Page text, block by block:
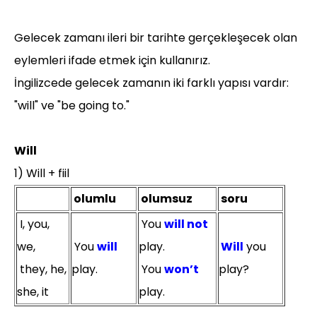
Gelecek zamanı ileri bir tarihte gerçekleşecek olan
eylemleri ifade etmek için kullanırız.
İngilizcede gelecek zamanın iki farklı yapısı vardır:
"will" ve "be going to."
Will
1) Will + fiil
olumlu
olumsuz
soru
I, you,
we,
they, he,
she, it
Youwill
play.
Youwill not
play.
Youwon’t
play.
Will you
play?